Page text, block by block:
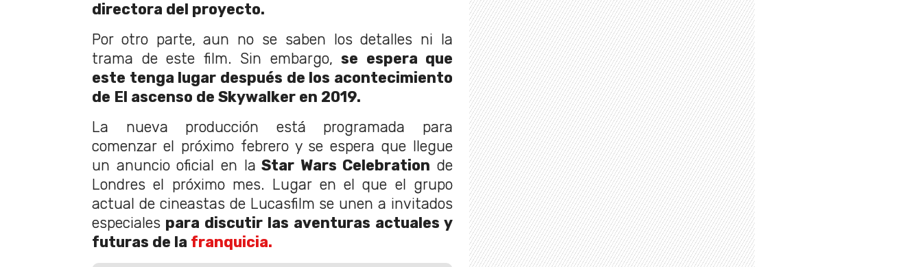
directora del proyecto.
Por otro parte, aun no se saben los detalles ni la
trama de este film. Sin embargo, se espera que
este tenga lugar después de los acontecimiento
de El ascenso de Skywalker en 2019.
La nueva producción está programada para
comenzar el próximo febrero y se espera que llegue
un anuncio oficial en la Star Wars Celebration de
Londres el próximo mes. Lugar en el que el grupo
actual de cineastas de Lucasfilm se unen a invitados
especiales para discutir las aventuras actuales y
futuras de la franquicia.